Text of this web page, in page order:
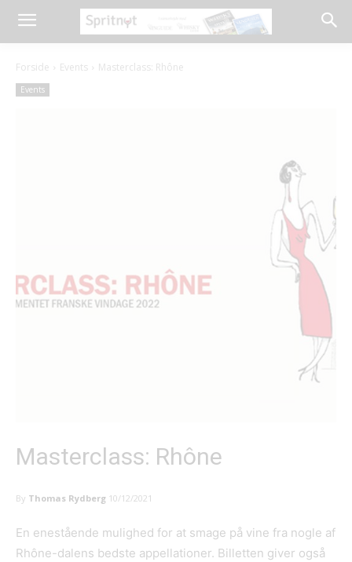
Forside Events Masterclass: Rhône
Events
Masterclass: Rhône
By Thomas Rydberg 10/12/2021
En enestående mulighed for at smage på vine fra nogle af
Rhône-dalens bedste appellationer. Billetten giver også